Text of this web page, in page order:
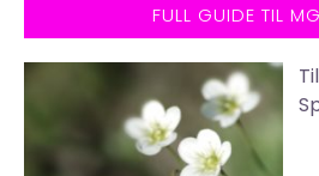
FULL GUIDE TIL